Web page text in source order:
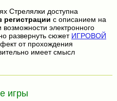
Стрелялки доступна
регистрации с описанием на
электронного
развернуть сюжет ИГРОВОЙ
от прохождения
имеет смысл
игры